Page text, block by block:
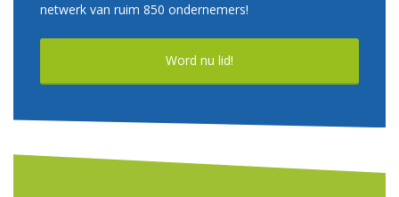
netwerk van ruim 850 ondernemers!
Word nu lid!